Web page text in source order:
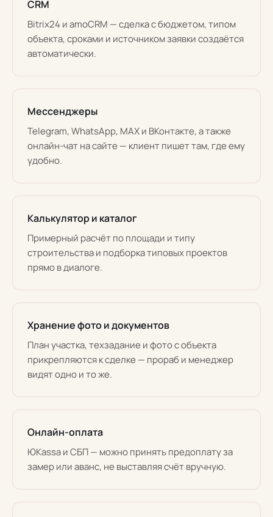
CRM
Bitrix24 и amoCRM — сделка с бюджетом, типом
объекта, сроками и источником заявки создаётся
автоматически.
Мессенджеры
Telegram, WhatsApp, MAX и ВКонтакте, а также
онлайн-чат на сайте — клиент пишет там, где ему
удобно.
Калькулятор и каталог
Примерный расчёт по площади и типу
строительства и подборка типовых проектов
прямо в диалоге.
Хранение фото и документов
План участка, техзадание и фото с объекта
прикрепляются к сделке — прораб и менеджер
видят одно и то же.
Онлайн-оплата
ЮKassa и СБП — можно принять предоплату за
замер или аванс, не выставляя счёт вручную.